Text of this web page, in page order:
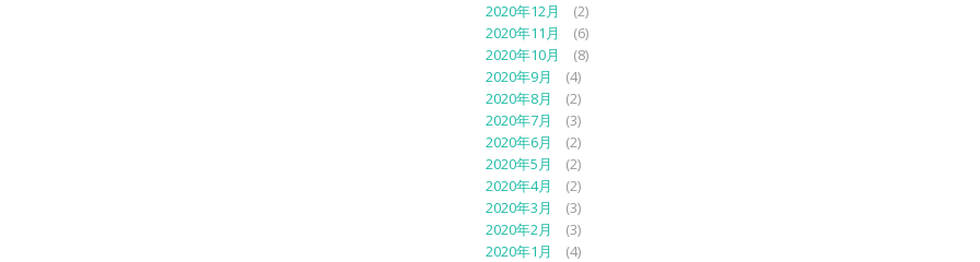
2020年12月
(2)
2020年11月
(6)
2020年10月
(8)
2020年9月
(4)
2020年8月
(2)
2020年7月
(3)
2020年6月
(2)
2020年5月
(2)
2020年4月
(2)
2020年3月
(3)
2020年2月
(3)
2020年1月
(4)